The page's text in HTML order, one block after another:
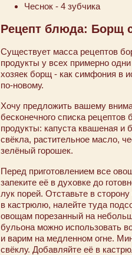
Чеснок - 4 зубчика
Рецепт блюда: Борщ
Существует масса рецептов
продукты у всех примерно
хозяек борщ - как симфония в
по-новому.
Хочу предложить вашему
бесконечного списка
продукты: капуста квашеная и
свёкла, растительное масло,
зелёный горошек.
Перед приготовлением все
запеките её в духовке до
лук порей. Отставьте в
в кастрюлю, налейте туда
овощам порезанный на
бульона можно использовать
и варим на медленном огне.
свёклу. Добавляйте её в